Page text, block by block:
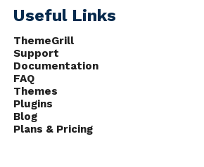
Useful Links
ThemeGrill
Support
Documentation
FAQ
Themes
Plugins
Blog
Plans & Pricing